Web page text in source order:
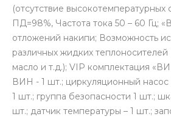
(отсутствие высокотемпературных
ПД=98%, Частота тока 50 – 60 Гц;
отложений накипи; Возможность
различных жидких теплоносителей
масло и т.д.); VIP комплектация
ВИН - 1 шт.; циркуляционный насос
1 шт.; группа безопасности 1 шт.;
шт.; датчик температуры – 1 шт.;